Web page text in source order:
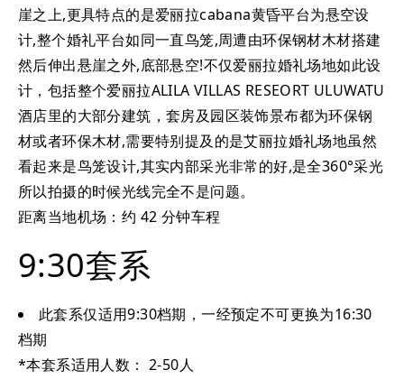
崖之上,更具特点的是爱丽拉cabana黄昏平台为悬空设
计,整个婚礼平台如同一直鸟笼,周遭由环保钢材木材搭建
然后伸出悬崖之外,底部悬空!不仅爱丽拉婚礼场地如此设
计，包括整个爱丽拉ALILA VILLAS RESEORT ULUWATU
酒店里的大部分建筑，套房及园区装饰景布都为环保钢
材或者环保木材,需要特别提及的是艾丽拉婚礼场地虽然
看起来是鸟笼设计,其实内部采光非常的好,是全360°采光
所以拍摄的时候光线完全不是问题。
距离当地机场：约 42 分钟车程
9:30套系
此套系仅适用9:30档期，一经预定不可更换为16:30
档期
*本套系适用人数： 2-50人